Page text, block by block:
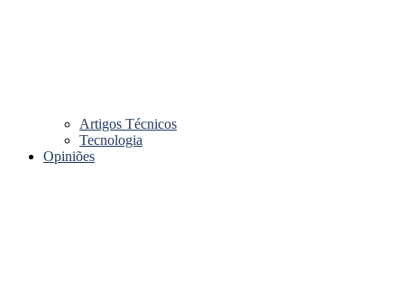
Artigos Técnicos
Tecnologia
Opiniões